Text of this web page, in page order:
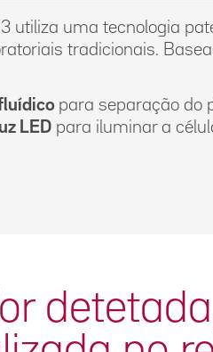
utiliza uma tecnologia
tradicionais.
para separação do
LED para iluminar a